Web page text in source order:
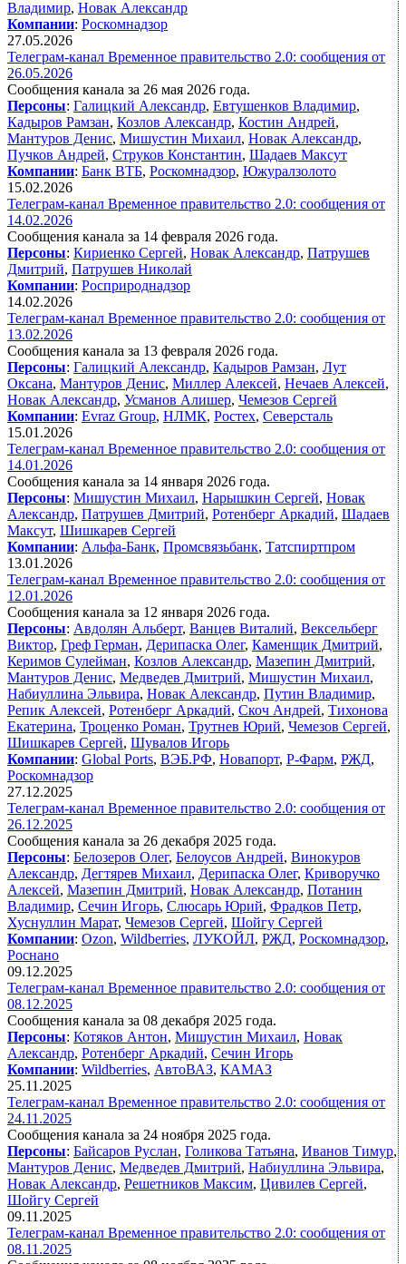
Владимир, Новак Александр
Компании: Роскомнадзор
27.05.2026
Телеграм-канал Временное правительство 2.0: сообщения от
26.05.2026
Сообщения канала за 26 мая 2026 года.
Персоны: Галицкий Александр, Евтушенков Владимир,
Кадыров Рамзан, Козлов Александр, Костин Андрей,
Мантуров Денис, Мишустин Михаил, Новак Александр,
Пучков Андрей, Струков Константин, Шадаев Максут
Компании: Банк ВТБ, Роскомнадзор, Южуралзолото
15.02.2026
Телеграм-канал Временное правительство 2.0: сообщения от
14.02.2026
Сообщения канала за 14 февраля 2026 года.
Персоны: Кириенко Сергей, Новак Александр, Патрушев
Дмитрий, Патрушев Николай
Компании: Росприроднадзор
14.02.2026
Телеграм-канал Временное правительство 2.0: сообщения от
13.02.2026
Сообщения канала за 13 февраля 2026 года.
Персоны: Галицкий Александр, Кадыров Рамзан, Лут
Оксана, Мантуров Денис, Миллер Алексей, Нечаев Алексей,
Новак Александр, Усманов Алишер, Чемезов Сергей
Компании: Evraz Group, НЛМК, Ростех, Северсталь
15.01.2026
Телеграм-канал Временное правительство 2.0: сообщения от
14.01.2026
Сообщения канала за 14 января 2026 года.
Персоны: Мишустин Михаил, Нарышкин Сергей, Новак
Александр, Патрушев Дмитрий, Ротенберг Аркадий, Шадаев
Максут, Шишкарев Сергей
Компании: Альфа-Банк, Промсвязьбанк, Татспиртпром
13.01.2026
Телеграм-канал Временное правительство 2.0: сообщения от
12.01.2026
Сообщения канала за 12 января 2026 года.
Персоны: Авдолян Альберт, Ванцев Виталий, Вексельберг
Виктор, Греф Герман, Дерипаска Олег, Каменщик Дмитрий,
Керимов Сулейман, Козлов Александр, Мазепин Дмитрий,
Мантуров Денис, Медведев Дмитрий, Мишустин Михаил,
Набиуллина Эльвира, Новак Александр, Путин Владимир,
Репик Алексей, Ротенберг Аркадий, Скоч Андрей, Тихонова
Екатерина, Троценко Роман, Трутнев Юрий, Чемезов Сергей,
Шишкарев Сергей, Шувалов Игорь
Компании: Global Ports, ВЭБ.РФ, Новапорт, Р-Фарм, РЖД,
Роскомнадзор
27.12.2025
Телеграм-канал Временное правительство 2.0: сообщения от
26.12.2025
Сообщения канала за 26 декабря 2025 года.
Персоны: Белозеров Олег, Белоусов Андрей, Винокуров
Александр, Дегтярев Михаил, Дерипаска Олег, Криворучко
Алексей, Мазепин Дмитрий, Новак Александр, Потанин
Владимир, Сечин Игорь, Слюсарь Юрий, Фрадков Петр,
Хуснуллин Марат, Чемезов Сергей, Шойгу Сергей
Компании: Ozon, Wildberries, ЛУКОЙЛ, РЖД, Роскомнадзор,
Роснано
09.12.2025
Телеграм-канал Временное правительство 2.0: сообщения от
08.12.2025
Сообщения канала за 08 декабря 2025 года.
Персоны: Котяков Антон, Мишустин Михаил, Новак
Александр, Ротенберг Аркадий, Сечин Игорь
Компании: Wildberries, АвтоВАЗ, КАМАЗ
25.11.2025
Телеграм-канал Временное правительство 2.0: сообщения от
24.11.2025
Сообщения канала за 24 ноября 2025 года.
Персоны: Байсаров Руслан, Голикова Татьяна, Иванов Тимур,
Мантуров Денис, Медведев Дмитрий, Набиуллина Эльвира,
Новак Александр, Решетников Максим, Цивилев Сергей,
Шойгу Сергей
09.11.2025
Телеграм-канал Временное правительство 2.0: сообщения от
08.11.2025